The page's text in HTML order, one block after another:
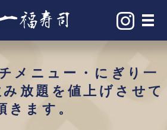
メ
メニュー・にぎり一
放題を値上げさせて
きます。